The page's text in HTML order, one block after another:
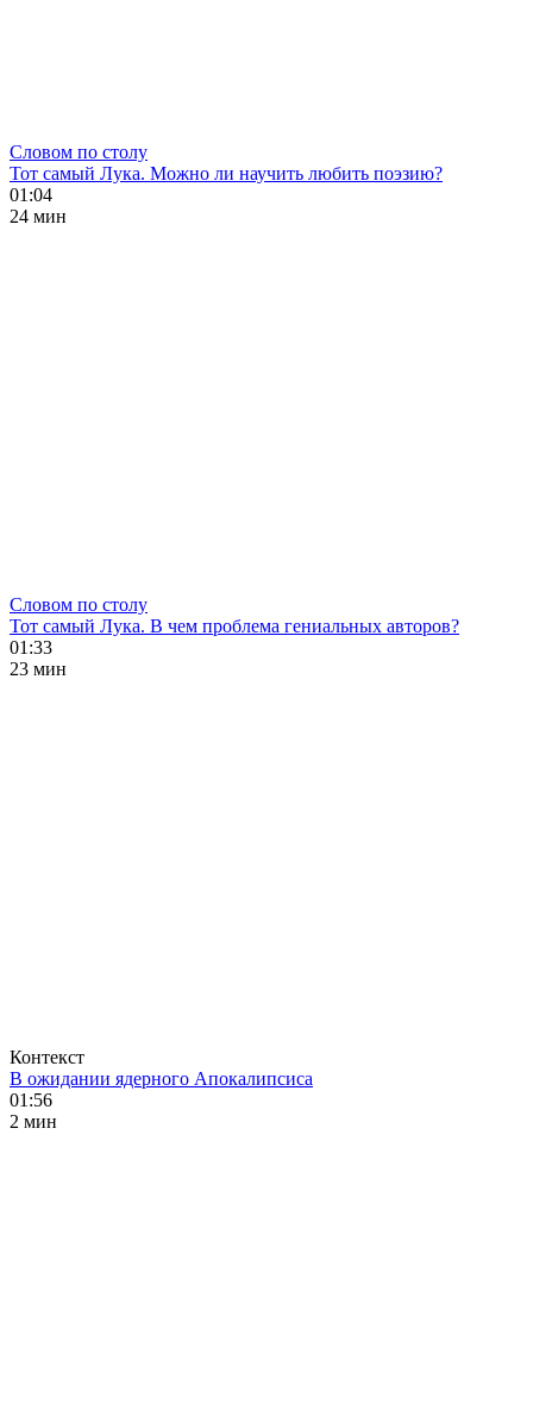
Словом по столу
Тот самый Лука. Можно ли научить любить поэзию?
01:04
24 мин
Словом по столу
Тот самый Лука. В чем проблема гениальных авторов?
01:33
23 мин
Контекст
В ожидании ядерного Апокалипсиса
01:56
2 мин